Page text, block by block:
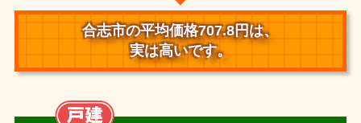
合志市の平均価格707.8円は、
実は高いです。